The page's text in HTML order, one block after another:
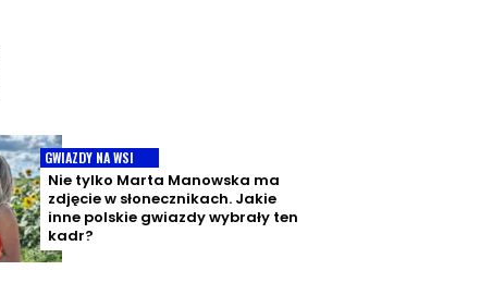
GWIAZDY NA WSI
Nie tylko Marta Manowska ma
zdjęcie w słonecznikach. Jakie
inne polskie gwiazdy wybrały ten
kadr?